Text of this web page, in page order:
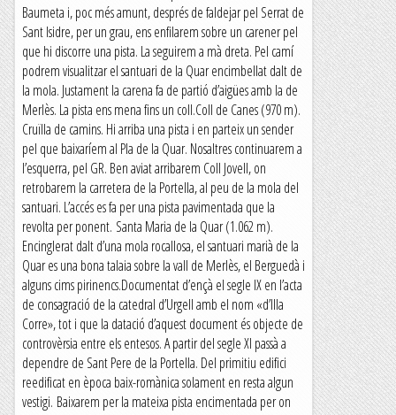
Baumeta i, poc més amunt, després de faldejar pel Serrat de
Sant Isidre, per un grau, ens enfilarem sobre un carener pel
que hi discorre una pista. La seguirem a mà dreta. Pel camí
podrem visualitzar el santuari de la Quar encimbellat dalt de
la mola. Justament la carena fa de partió d’aigües amb la de
Merlès. La pista ens mena fins un coll.Coll de Canes (970 m).
Cruïlla de camins. Hi arriba una pista i en parteix un sender
pel que baixaríem al Pla de la Quar. Nosaltres continuarem a
l’esquerra, pel GR. Ben aviat arribarem Coll Jovell, on
retrobarem la carretera de la Portella, al peu de la mola del
santuari. L’accés es fa per una pista pavimentada que la
revolta per ponent. Santa Maria de la Quar (1.062 m).
Encinglerat dalt d’una mola rocallosa, el santuari marià de la
Quar es una bona talaia sobre la vall de Merlès, el Berguedà i
alguns cims pirinencs.Documentat d’ençà el segle IX en l’acta
de consagració de la catedral d’Urgell amb el nom «d’Illa
Corre», tot i que la datació d’aquest document és objecte de
controvèrsia entre els entesos. A partir del segle XI passà a
dependre de Sant Pere de la Portella. Del primitiu edifici
reedificat en època baix-romànica solament en resta algun
vestigi. Baixarem per la mateixa pista encimentada per on